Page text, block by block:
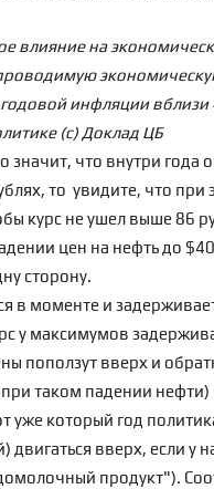
влияние на
инфляции вблизи
(с) Доклад ЦБ
что внутри года
, то увидите, что при
курс не ушел выше 86
цен на нефть до
сторону.
в моменте и
у максимумов
поползут вверх и
таком падении нефти)
уже который год
двигаться вверх, если у
продукт").